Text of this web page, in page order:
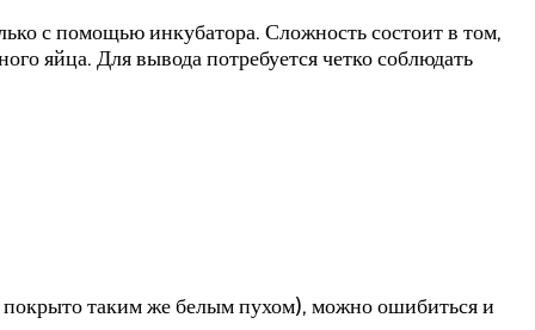
с помощью инкубатора. Сложность состоит в том,
яйца. Для вывода потребуется четко соблюдать
таким же белым пухом), можно ошибиться и